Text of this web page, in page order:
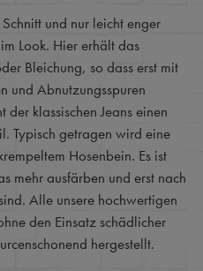
und nur leicht enger
Look. Hier erhält das
Bleichung, so dass erst mit
und Abnutzungsspuren
klassischen Jeans einen
Typisch getragen wird eine
Hosenbein. Es ist
mehr ausfärben und erst nach
Alle unsere hochwertigen
den Einsatz schädlicher
hergestellt.